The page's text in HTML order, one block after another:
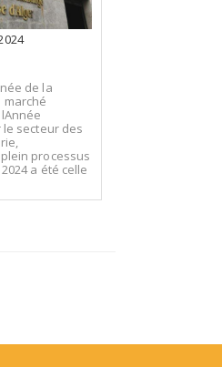
de la
marché
secteur des
processus
a été celle